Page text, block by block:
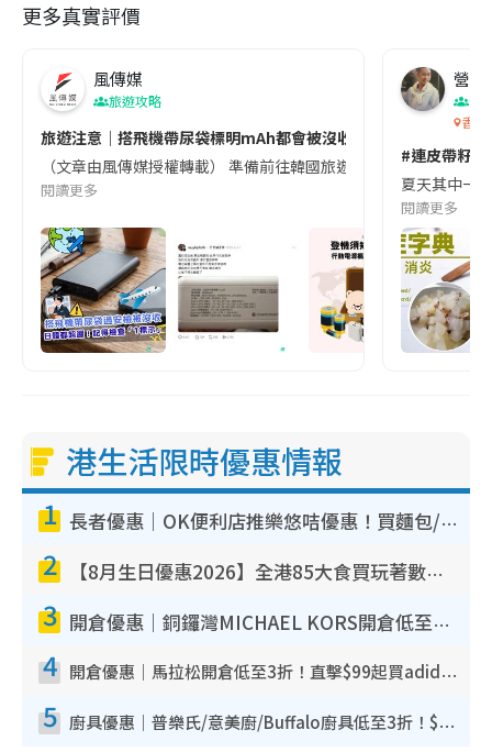
更多真實評價
風傳媒
旅遊攻略
旅遊注意｜搭飛機帶尿袋標明mAh都會被沒收😱出發前切記檢查
（文章由風傳媒授權轉載） 準備前往韓國旅遊的民眾，近期要
閱讀更多
營養
香港
#連皮帶籽
夏天其中一
閱讀更多
港生活限時優惠情報
1 長者優惠｜OK便利店推樂悠咭優惠！買麵包/牛奶/保健品拍卡即減
2 【8月生日優惠2026】全港85大食買玩著數攻略 自助餐/火鍋放題同行免費＋誠品/DONKI送現金券
3 開倉優惠｜銅鑼灣MICHAEL KORS開倉低至17折！直擊$500起買手袋/銀包/鞋款 必買經典Jet Set系列
4 開倉優惠｜馬拉松開倉低至3折！直擊$99起買adidas／New Balance／Puma鞋款 STANLEY保溫杯劈價至$119起
5 廚具優惠｜普樂氏/意美廚/Buffalo廚具低至3折！$89起買煎鍋／炒鑊／個人鍋 同場小家電激減至$99起